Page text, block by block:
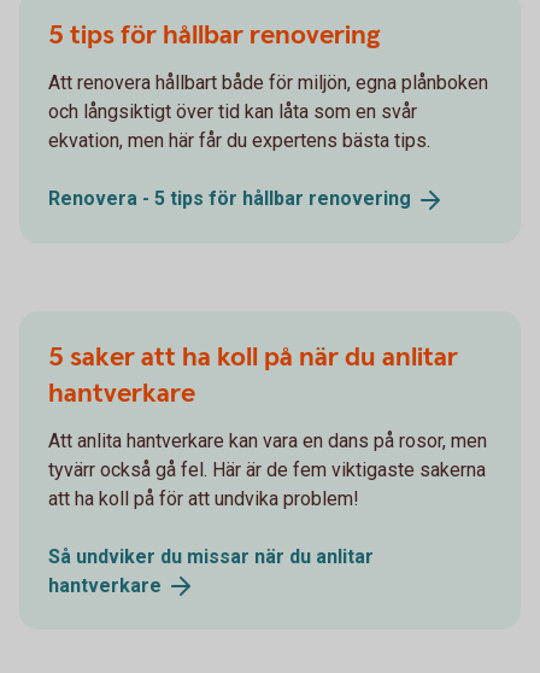
5 tips för hållbar renovering
Att renovera hållbart både för miljön, egna plånboken
och långsiktigt över tid kan låta som en svår
ekvation, men här får du expertens bästa tips.
Renovera - 5 tips för hållbar renovering
5 saker att ha koll på när du anlitar
hantverkare
Att anlita hantverkare kan vara en dans på rosor, men
tyvärr också gå fel. Här är de fem viktigaste sakerna
att ha koll på för att undvika problem!
Så undviker du missar när du anlitar
hantverkare